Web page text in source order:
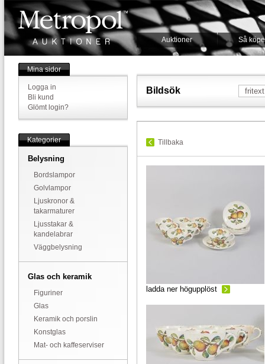
Auktioner Så
Mina sidor
Logga in
Bli kund
Glömt login?
Kategorier
Belysning
Bordslampor
Golvlampor
Ljuskronor &
takarmaturer
Ljusstakar &
kandelabrar
Väggbelysning
Glas och keramik
Figuriner
Glas
Keramik och porslin
Konstglas
Mat- och kaffeserviser
Bildsök
Tillbaka
ladda ner högupplöst